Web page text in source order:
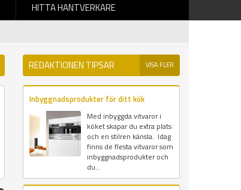
HITTA HANTVERKARE
REDAKTIONEN TIPSAR VISA FLER
Inbyggnadsprodukter för ditt kök
Med inbyggda vitvaror i
köket skapar du extra plats
och en stilren känsla. Idag
finns de flesta vitvaror som
inbyggnadsprodukter och
du...